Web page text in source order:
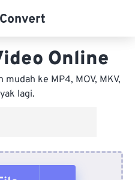
Online
ke MP4, MOV, MKV,
lagi.